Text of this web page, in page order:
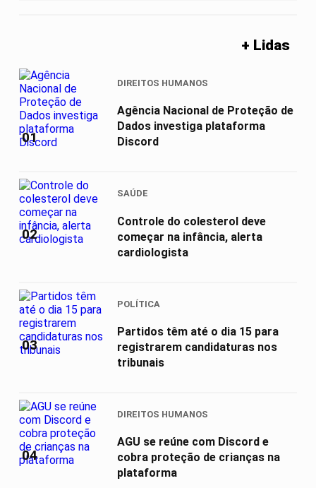
+ Lidas
01
DIREITOS HUMANOS
Agência Nacional de Proteção de
Dados investiga plataforma
Discord
02
SAÚDE
Controle do colesterol deve
começar na infância, alerta
cardiologista
03
POLÍTICA
Partidos têm até o dia 15 para
registrarem candidaturas nos
tribunais
04
DIREITOS HUMANOS
AGU se reúne com Discord e
cobra proteção de crianças na
plataforma